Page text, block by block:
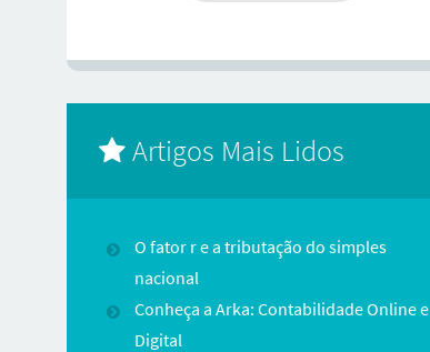
Artigos Mais Lidos
O fator r e a tributação do simples
nacional
Conheça a Arka: Contabilidade Online e
Digital